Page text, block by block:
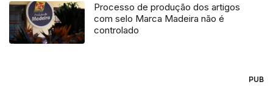
Processo de produção dos artigos
com selo Marca Madeira não é
controlado
PUB